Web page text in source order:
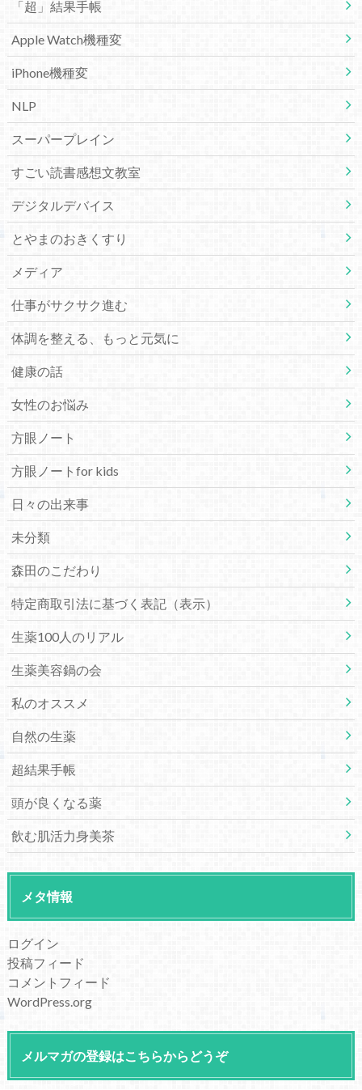
「超」結果手帳
Apple Watch機種変
iPhone機種変
NLP
スーパープレイン
すごい読書感想文教室
デジタルデバイス
とやまのおきくすり
メディア
仕事がサクサク進む
体調を整える、もっと元気に
健康の話
女性のお悩み
方眼ノート
方眼ノートfor kids
日々の出来事
未分類
森田のこだわり
特定商取引法に基づく表記（表示）
生薬100人のリアル
生薬美容鍋の会
私のオススメ
自然の生薬
超結果手帳
頭が良くなる薬
飲む肌活力身美茶
メタ情報
ログイン
投稿フィード
コメントフィード
WordPress.org
メルマガの登録はこちらからどうぞ